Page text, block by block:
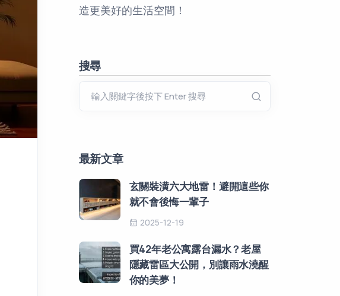
造更美好的生活空間！
搜尋
最新文章
玄關裝潢六大地雷！避開這些你
就不會後悔一輩子
2025-12-19
買42年老公寓露台漏水？老屋
隱藏雷區大公開，別讓雨水澆醒
你的美夢！